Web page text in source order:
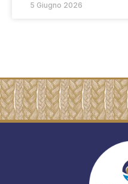
5 Giugno 2026